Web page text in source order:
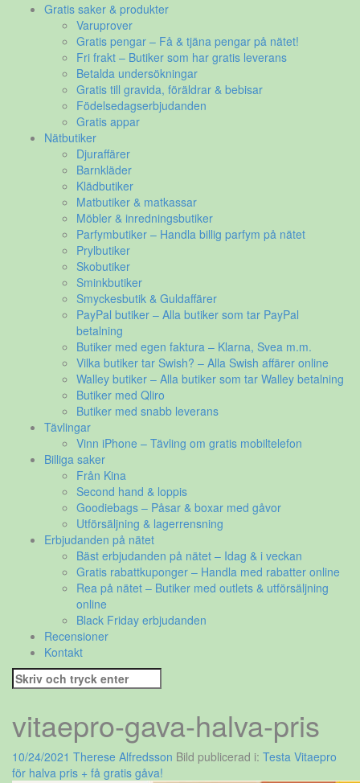
Gratis saker & produkter
Varuprover
Gratis pengar – Få & tjäna pengar på nätet!
Fri frakt – Butiker som har gratis leverans
Betalda undersökningar
Gratis till gravida, föräldrar & bebisar
Födelsedagserbjudanden
Gratis appar
Nätbutiker
Djuraffärer
Barnkläder
Klädbutiker
Matbutiker & matkassar
Möbler & inredningsbutiker
Parfymbutiker – Handla billig parfym på nätet
Prylbutiker
Skobutiker
Sminkbutiker
Smyckesbutik & Guldaffärer
PayPal butiker – Alla butiker som tar PayPal
betalning
Butiker med egen faktura – Klarna, Svea m.m.
Vilka butiker tar Swish? – Alla Swish affärer online
Walley butiker – Alla butiker som tar Walley betalning
Butiker med Qliro
Butiker med snabb leverans
Tävlingar
Vinn iPhone – Tävling om gratis mobiltelefon
Billiga saker
Från Kina
Second hand & loppis
Goodiebags – Påsar & boxar med gåvor
Utförsäljning & lagerrensning
Erbjudanden på nätet
Bäst erbjudanden på nätet – Idag & i veckan
Gratis rabattkuponger – Handla med rabatter online
Rea på nätet – Butiker med outlets & utförsäljning
online
Black Friday erbjudanden
Recensioner
Kontakt
Sök
efter:
vitaepro-gava-halva-pris
10/24/2021 Therese Alfredsson Bild publicerad i: Testa Vitaepro
för halva pris + få gratis gåva!